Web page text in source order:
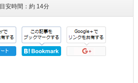
目安時間：約 14分